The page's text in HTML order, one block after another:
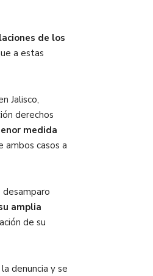
de los
a estas
Jalisco,
derechos
medida
ambos casos a
desamparo
amplia
de su
denuncia y se